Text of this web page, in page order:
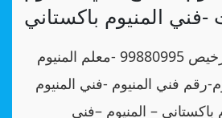
-فني المنيوم باكستاني
رقم فني المنيوم -فني المنيوم
باكستاني – المنيوم –فني